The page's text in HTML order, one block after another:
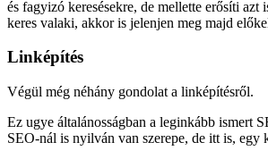
és fagyizó keresésekre, de mellette erősíti azt
keres valaki, akkor is jelenjen meg majd
Linképítés
Végül még néhány gondolat a linképítésről.
Ez ugye általánosságban a leginkább ismert
SEO-nál is nyilván van szerepe, de itt is, egy